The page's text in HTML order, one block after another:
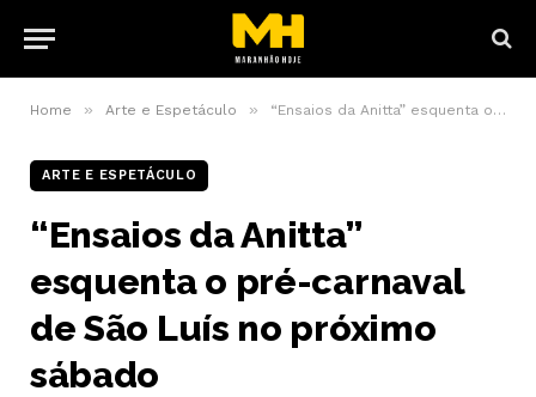
Home » Arte e Espetáculo » “Ensaios da Anitta” esquenta o pré-carnaval de São Luís no próximo sábado
ARTE E ESPETÁCULO
“Ensaios da Anitta”
esquenta o pré-carnaval
de São Luís no próximo
sábado